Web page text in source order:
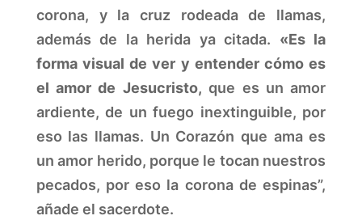
corona, y la cruz rodeada de llamas,
además de la herida ya citada. «Es la
forma visual de ver y entender cómo es
el amor de Jesucristo, que es un amor
ardiente, de un fuego inextinguible, por
eso las llamas. Un Corazón que ama es
un amor herido, porque le tocan nuestros
pecados, por eso la corona de espinas”,
añade el sacerdote.